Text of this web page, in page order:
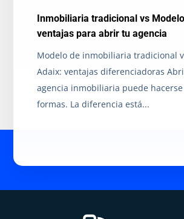
Inmobiliaria tradicional vs
ventajas para abrir tu agencia
Modelo de inmobiliaria tradicional
Adaix: ventajas diferenciadoras
agencia inmobiliaria puede
formas. La diferencia está...